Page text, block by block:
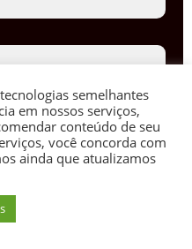
fantástico.
o 7° concurso de
parte da minha
quando euvinha
equipe. Lembro que
fazer o curso, era
mais vagas no
semelhantes
em nossos serviços,
conteúdo de seu
você concorda com
ainda que atualizamos